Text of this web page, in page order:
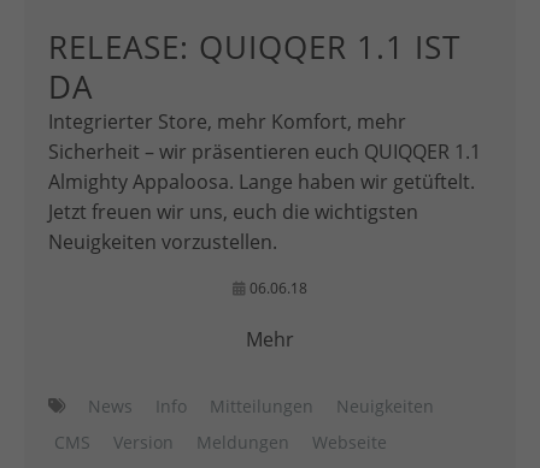
RELEASE: QUIQQER 1.1 IST
DA
Integrierter Store, mehr Komfort, mehr
Sicherheit – wir präsentieren euch QUIQQER 1.1
Almighty Appaloosa. Lange haben wir getüftelt.
Jetzt freuen wir uns, euch die wichtigsten
Neuigkeiten vorzustellen.
06.06.18
Mehr
News Info Mitteilungen
Neuigkeiten
CMS
Version Meldungen
Webseite